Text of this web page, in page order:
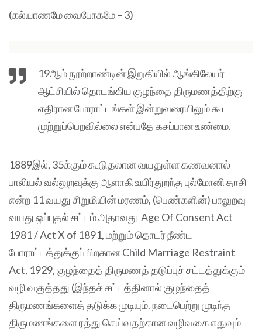
(கல்யாணமே வைபோகமே – 3)
19ஆம் நூற்றாண்டின் இறுதியில் ஆங்கிலேயர்
ஆட்சியில் தொடங்கிய குழந்தை திருமணத்திற்கு
எதிரான போராட்டங்கள் இன்றுவரையிலும் கூட
முற்றுப்பெறவில்லை என்பதே கசப்பான உண்மை.
1889இல், 35க்கும் கூடுதலான வயதுள்ள கணவனால்
பாலியல் வல்லுறவுக்கு ஆளாகி உயிர்துறந்த புல்மோனி தாசி
என்ற 11 வயது சிறுமியின் மரணம், (பெண்களின்) பாலுறவு
வயது ஒப்புதல் சட்டம் அதாவது Age Of Consent Act
1981 / Act X of 1891, மற்றும் தொடர் நீண்ட
போராட்டத்துக்குப் பிறகான Child Marriage Restraint
Act, 1929, குழந்தைத் திருமணத் தடுப்புச் சட்டத்துக்கும்
வழி வகுத்தது (இந்தச் சட்டத்தினால் குழந்தைத்
திருமணங்களைத் தடுக்க முடியும். நடைபெற்று முடிந்த
திருமணங்களை ரத்து செய்வதற்கான வழிவகை எதுவும்